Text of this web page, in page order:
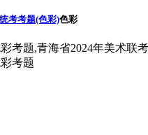
考考题(色彩)色彩
考题,青海省2024年美术联